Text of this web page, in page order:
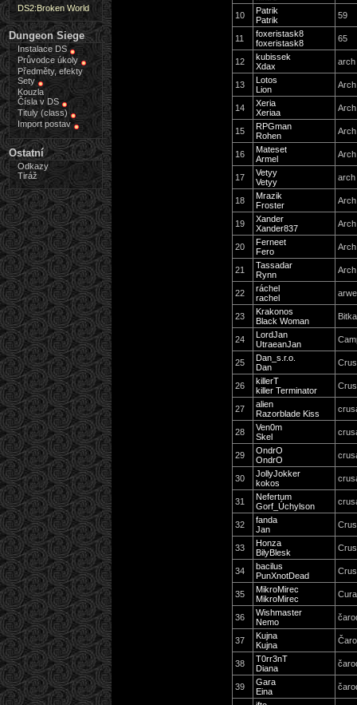
DS2:Broken World
Dungeon Siege
Instalace DS
Průvodce úkoly
Předměty, efekty
Sety
Kouzla
Čísla v DS
Tituly (class)
Import postav
Ostatní
Odkazy
Tiráž
10
Patrik
Patrik
59
11
foxeristask8
foxeristask8
65
12
kubissek
Xdax
arch
13
Lotos
Lion
14
Xeria
Xeriaa
15
RPGman
Rohen
16
Mateset
Armel
17
Vetyy
Vetyy
arch
18
Mrazik
Froster
19
Xander
Xander837
20
Ferneet
Fero
21
Tassadar
Rynn
22
ráchel
rachel
23
Krakonos
Black Woman
24
LordJan
UtraeanJan
25
Dan_s.r.o.
Dan
26
killerT
killer Terminator
27
alien
Razorblade Kiss
28
Ven0m
Skel
29
OndrO
OndrO
30
JollyJokker
kokos
31
Nefertum
Gorf_Úchylson
32
fanda
Jan
33
Honza
BilyBlesk
34
bacilus
PunXnotDead
35
MikroMirec
MikroMirec
36
Wishmaster
Nemo
37
Kujna
Kujna
38
T0rr3nT
Diana
39
Gara
Eina